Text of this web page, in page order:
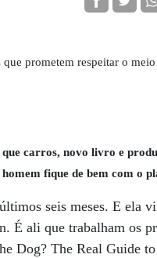
prometem respeitar o
que carros, novo livro e
fique de bem com o
seis meses. E ela
É ali que trabalham os
Dog? The Real Guide